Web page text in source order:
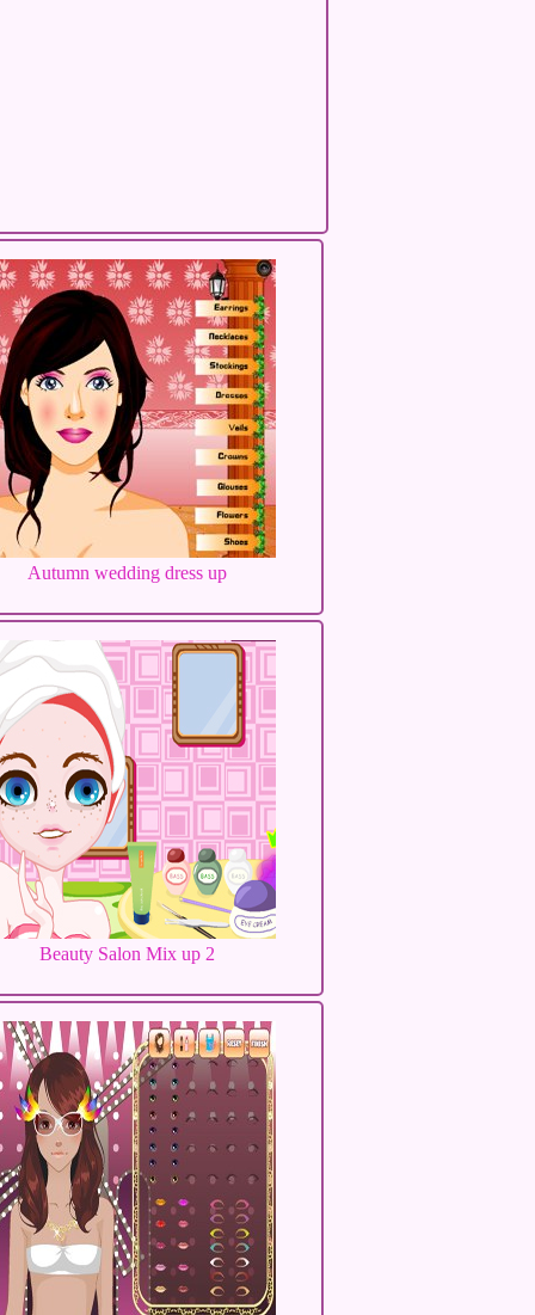
Autumn wedding dress up
Beauty Salon Mix up 2